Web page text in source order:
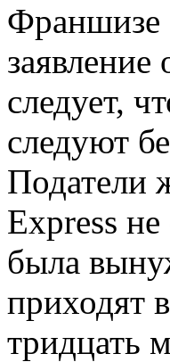
Франшизе
заявление
следует,
следуют
Податели
Express
была
приходят
тридцать